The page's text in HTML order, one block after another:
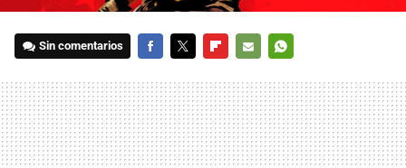
Sin comentarios
MAIL